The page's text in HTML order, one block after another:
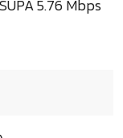
5.76 Mbps